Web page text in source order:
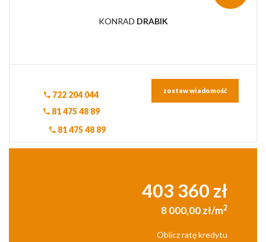
KONRAD DRABIK
722 204 044
81 475 48 89
81 475 48 89
zostaw wiadomość
403 360 zł
8 000,00 zł/m2
Oblicz ratę kredytu